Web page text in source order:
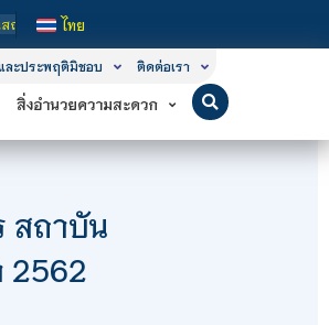
ษาในกำกับของรัฐ เปิดหลักสูตรการเรียนการสอน 3
ไทย
ละประพฤติมิชอบ ติดต่อเรา
สิ่งอำนวยความสะดวก
สถาบัน
2562